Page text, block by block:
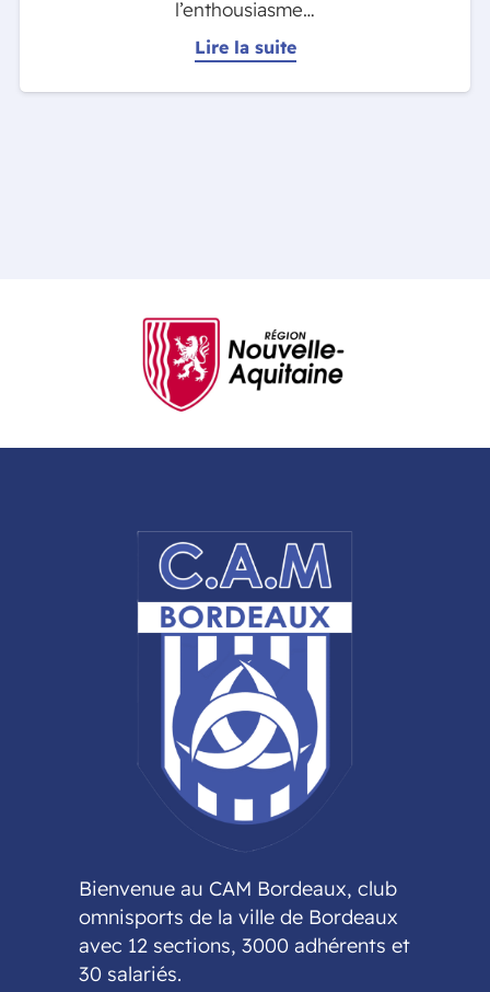
l’enthousiasme…
Lire la suite
Bienvenue au CAM Bordeaux, club
omnisports de la ville de Bordeaux
avec 12 sections, 3000 adhérents et
30 salariés.